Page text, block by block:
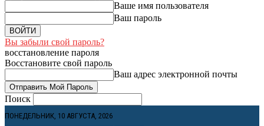
Ваше имя пользователя
Ваш пароль
Вы забыли свой пароль?
восстановление пароля
Восстановите свой пароль
Ваш адрес электронной почты
Поиск
ПОНЕДЕЛЬНИК, 10 АВГУСТА, 2026